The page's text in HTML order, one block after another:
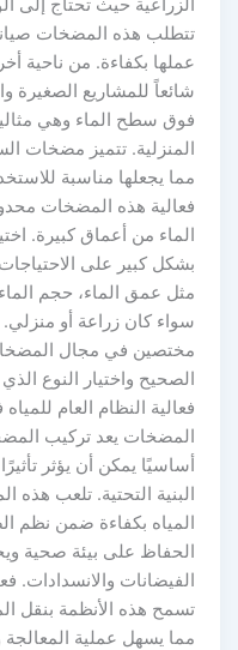
الزراعية حيث تحتاج إلى
تتطلب هذه المضخات
عملها بكفاءة. من ناحية
شائعاً للمشاريع الصغيرة
فوق سطح الماء وهي
المنزلية. تتميز مضخات
مما يجعلها مناسبة
فعالية هذه المضخات
الماء من أعماق كبيرة.
بشكل كبير على
مثل عمق الماء، حجم
سواء كان زراعة أو
مختصين في مجال
الصحيح واختيار النوع
فعالية النظام العام
المضخات يعد تركيب
أساسيًا يمكن أن يؤثر
البنية التحتية. تلعب
المياه بكفاءة ضمن
الحفاظ على بيئة صحية
الفيضانات والانسدادات.
تسمح هذه الأنظمة بنقل
مما يسهل عملية